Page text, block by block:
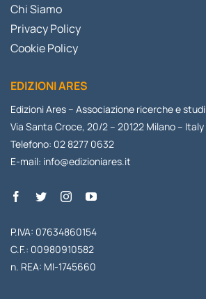
Chi Siamo
Privacy Policy
Cookie Policy
EDIZIONI ARES
Edizioni Ares – Associazione ricerche e studi
Via Santa Croce, 20/2 – 20122 Milano – Italy
Telefono: 02 8277 0632
E-mail: info@edizioniares.it
P.IVA: 07634860154
C.F.: 00980910582
n. REA: MI-1745660